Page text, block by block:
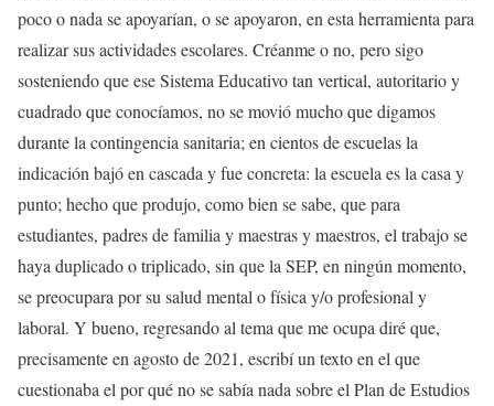
poco o nada se apoyarían, o se apoyaron, en esta herramienta para
realizar sus actividades escolares. Créanme o no, pero sigo
sosteniendo que ese Sistema Educativo tan vertical, autoritario y
cuadrado que conocíamos, no se movió mucho que digamos
durante la contingencia sanitaria; en cientos de escuelas la
indicación bajó en cascada y fue concreta: la escuela es la casa y
punto; hecho que produjo, como bien se sabe, que para
estudiantes, padres de familia y maestras y maestros, el trabajo se
haya duplicado o triplicado, sin que la SEP, en ningún momento,
se preocupara por su salud mental o física y/o profesional y
laboral. Y bueno, regresando al tema que me ocupa diré que,
precisamente en agosto de 2021, escribí un texto en el que
cuestionaba el por qué no se sabía nada sobre el Plan de Estudios